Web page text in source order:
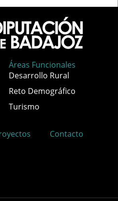
Áreas Funcionales
Desarrollo Rural
Reto Demográfico
Turismo
Contacto